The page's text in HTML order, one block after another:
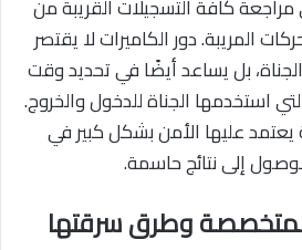
كافة التسجيلات القريبة من
المريبة. دور الكاميرات لا يقتصر
بل يساعد أيضًا في تحديد وقت
استخدمها الجناة للدخول والخروج.
عليها الأمن بشكل كبير في
إلى نتائج حاسمة.
المتخصصة وطرق سرقتها